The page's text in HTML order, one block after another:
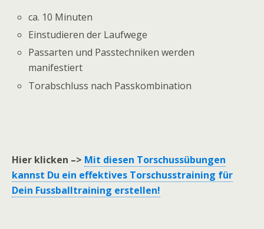
ca. 10 Minuten
Einstudieren der Laufwege
Passarten und Passtechniken werden
manifestiert
Torabschluss nach Passkombination
Hier klicken –> Mit diesen Torschussübungen
kannst Du ein effektives Torschusstraining für
Dein Fussballtraining erstellen!